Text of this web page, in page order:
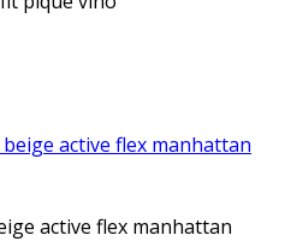
active flex manhattan